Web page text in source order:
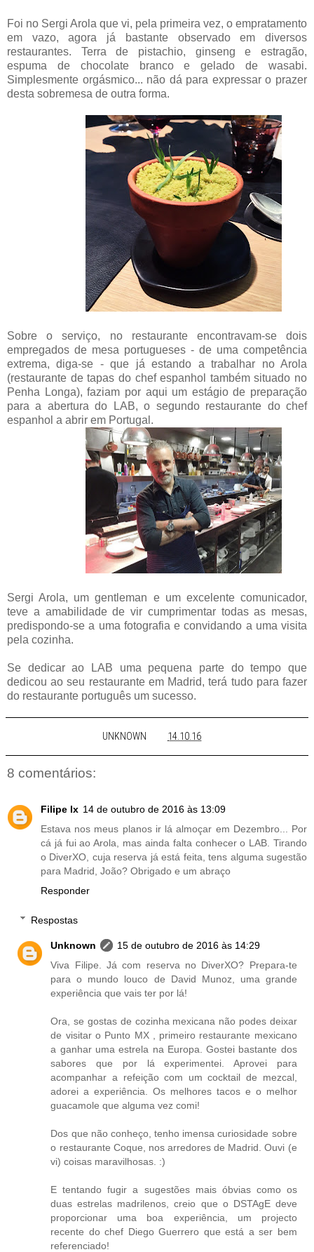
Foi no Sergi Arola que vi, pela primeira vez, o empratamento
em vazo, agora já bastante observado em diversos
restaurantes. Terra de pistachio, ginseng e estragão,
espuma de chocolate branco e gelado de wasabi.
Simplesmente orgásmico... não dá para expressar o prazer
desta sobremesa de outra forma.
Sobre o serviço, no restaurante encontravam-se dois
empregados de mesa portugueses - de uma competência
extrema, diga-se - que já estando a trabalhar no Arola
(restaurante de tapas do chef espanhol também situado no
Penha Longa), faziam por aqui um estágio de preparação
para a abertura do LAB, o segundo restaurante do chef
espanhol a abrir em Portugal.
Sergi Arola, um gentleman e um excelente comunicador,
teve a amabilidade de vir cumprimentar todas as mesas,
predispondo-se a uma fotografia e convidando a uma visita
pela cozinha.
Se dedicar ao LAB uma pequena parte do tempo que
dedicou ao seu restaurante em Madrid, terá tudo para fazer
do restaurante português um sucesso.
UNKNOWN 14.10.16
8 comentários:
Filipe lx 14 de outubro de 2016 às 13:09
Estava nos meus planos ir lá almoçar em Dezembro... Por
cá já fui ao Arola, mas ainda falta conhecer o LAB. Tirando
o DiverXO, cuja reserva já está feita, tens alguma sugestão
para Madrid, João? Obrigado e um abraço
Responder
Respostas
Unknown
15 de outubro de 2016 às 14:29
Viva Filipe. Já com reserva no DiverXO? Prepara-te
para o mundo louco de David Munoz, uma grande
experiência que vais ter por lá!
Ora, se gostas de cozinha mexicana não podes deixar
de visitar o Punto MX , primeiro restaurante mexicano
a ganhar uma estrela na Europa. Gostei bastante dos
sabores que por lá experimentei. Aprovei para
acompanhar a refeição com um cocktail de mezcal,
adorei a experiência. Os melhores tacos e o melhor
guacamole que alguma vez comi!
Dos que não conheço, tenho imensa curiosidade sobre
o restaurante Coque, nos arredores de Madrid. Ouvi (e
vi) coisas maravilhosas. :)
E tentando fugir a sugestões mais óbvias como os
duas estrelas madrilenos, creio que o DSTAgE deve
proporcionar uma boa experiência, um projecto
recente do chef Diego Guerrero que está a ser bem
referenciado!